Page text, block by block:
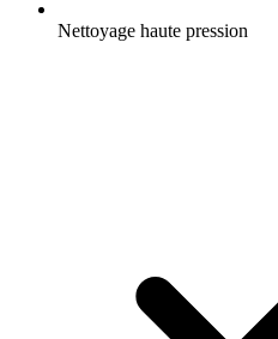
Nettoyage haute pression